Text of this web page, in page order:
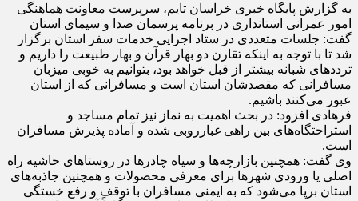
به گزارش پایگاه خبری خراسان تایم، سرپرست معاونت هماهنگی
امور عمرانی استانداری در برنامه پرسمان صدا و سیمای استان
گفت: جلسات متعددی در ستاد اجرایی خدمات سفر استان برگزار
شد تا با توجه به اینکه تقارن دو بهار قرآن و بهار طبیعت را داریم و
تردد‌های شبانه بیشتر از قبل خواهد بود، بتوانیم به خوبی میزبان
مسافرانی که مقصدشان استان است و مسافرانی که از استان
عبور می‌کنند باشیم.
فرهادی افزود: در بحث اهمیت به نماز نیز تمام مساجد و
استراحتگاه‌های بین راهی غبارروبی شده و آماده پذیرش مسافران
است.
وی گفت: همچنین بازارچه‌ها و سیاه چادر‌ها در روستا‌های حاشیه راه
اصلی یا ورودی شهر‌ها برای معرفی محصولات و همچنین جاذبه‌های
استان برپا می‌شود که به ایمنی مسافران با توقف و رفع خستگی